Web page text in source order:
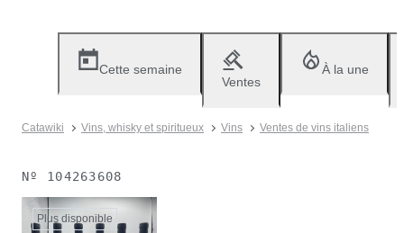
Cette semaine
Ventes
À la une
Catawiki Vins, whisky et spiritueux Vins Ventes de vins italiens
Nº 104263608
Plus disponible